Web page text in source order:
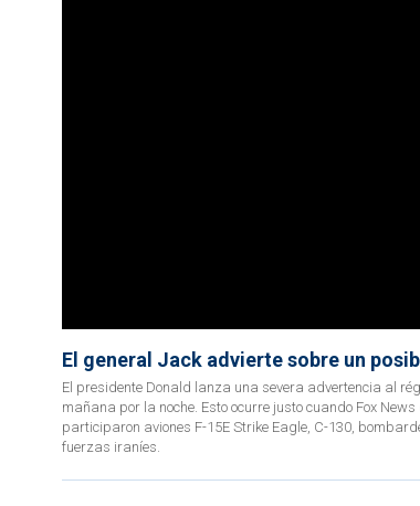
El general Jack advierte sobre un
El presidente Donald lanza una severa advertencia al
mañana por la noche. Esto ocurre justo cuando Fox
participaron aviones F-15E Strike Eagle, C-130,
fuerzas iraníes.